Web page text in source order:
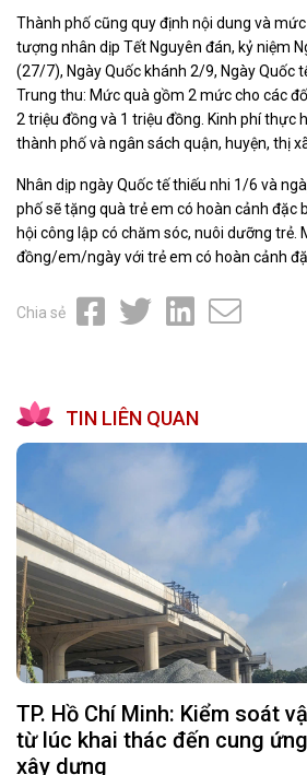
Thành phố cũng quy định nội dung và
tượng nhân dịp Tết Nguyên đán, kỷ niệm
(27/7), Ngày Quốc khánh 2/9, Ngày Quốc
Trung thu: Mức quà gồm 2 mức cho các
2 triệu đồng và 1 triệu đồng. Kinh phí thực
thành phố và ngân sách quận, huyện, thị
Nhân dịp ngày Quốc tế thiếu nhi 1/6 và
phố sẽ tặng quà trẻ em có hoàn cảnh đặc
hội công lập có chăm sóc, nuôi dưỡng trẻ.
đồng/em/ngày với trẻ em có hoàn cảnh
Chia sẻ
TIN LIÊN QUAN
TP. Hồ Chí Minh: Kiểm soát
từ lúc khai thác đến cung
xây dựng